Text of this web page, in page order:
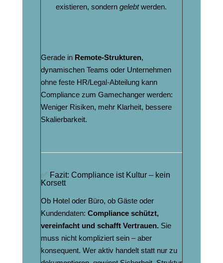
existieren, sondern gelebtwerden.
Gerade in Remote-Strukturen,
dynamischen Teams oder Unternehmen
ohne feste HR/Legal-Abteilung kann
Compliance zum Gamechanger werden:
Weniger Risiken, mehr Klarheit, bessere
Skalierbarkeit.
✅ Fazit: Compliance ist Kultur – kein
Korsett
Ob Hotel oder Büro, ob Gäste oder
Kundendaten: Compliance schützt,
vereinfacht und schafft Vertrauen.Sie
muss nicht kompliziert sein – aber
konsequent. Wer aktiv handelt statt nur zu